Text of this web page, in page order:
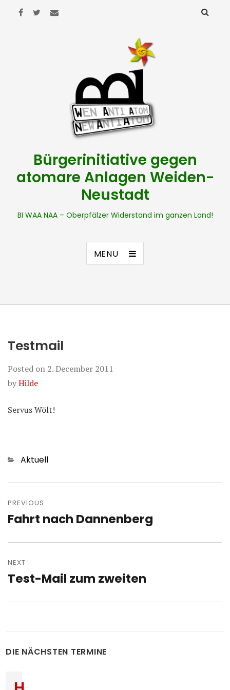
Bürgerinitiative gegen
atomare Anlagen Weiden-
Neustadt
BI WAA NAA – Oberpfälzer Widerstand im ganzen Land!
MENU
Testmail
Posted on 2. December 2011
byHilde
Servus Wölt!
Categories
Aktuell
navigation
PREVIOUS
Previous
Fahrt nach Dannenberg
NEXT
Next
Test-Mail zum zweiten
DIE NÄCHSTEN TERMINE